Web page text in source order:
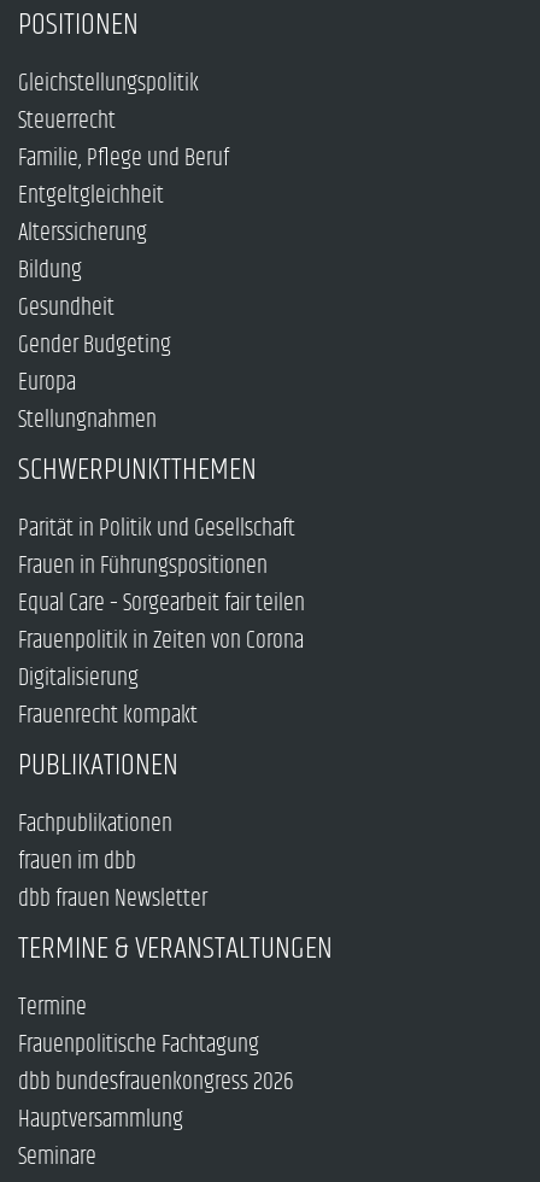
POSITIONEN
Gleichstellungspolitik
Steuerrecht
Familie, Pflege und Beruf
Entgeltgleichheit
Alterssicherung
Bildung
Gesundheit
Gender Budgeting
Europa
Stellungnahmen
SCHWERPUNKTTHEMEN
Parität in Politik und Gesellschaft
Frauen in Führungspositionen
Equal Care – Sorgearbeit fair teilen
Frauenpolitik in Zeiten von Corona
Digitalisierung
Frauenrecht kompakt
PUBLIKATIONEN
Fachpublikationen
frauen im dbb
dbb frauen Newsletter
TERMINE & VERANSTALTUNGEN
Termine
Frauenpolitische Fachtagung
dbb bundesfrauenkongress 2026
Hauptversammlung
Seminare